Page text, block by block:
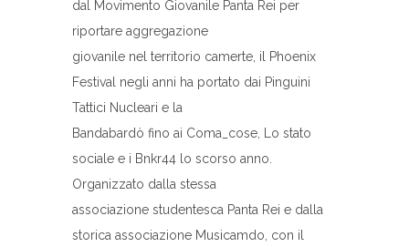
dal Movimento Giovanile Panta Rei per
riportare aggregazione
giovanile nel territorio camerte, il Phoenix
Festival negli anni ha portato dai Pinguini
Tattici Nucleari e la
Bandabardò fino ai Coma_cose, Lo stato
sociale e i Bnkr44 lo scorso anno.
Organizzato dalla stessa
associazione studentesca Panta Rei e dalla
storica associazione Musicamdo, con il